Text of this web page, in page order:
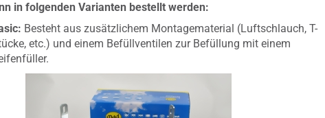
in folgenden Varianten bestellt werden:
Besteht aus zusätzlichem Montagematerial (Luftschlauch, T-
etc.) und einem Befüllventilen zur Befüllung mit einem